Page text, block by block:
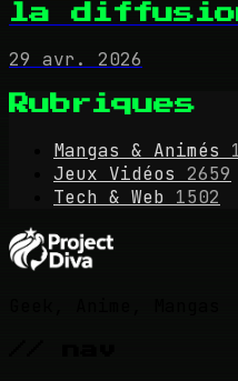
la
29 avr. 2026
Rubriques
Mangas & Animés
Jeux Vidéos
2659
Tech & Web 1502